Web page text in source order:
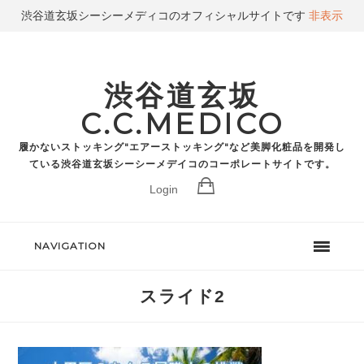
渋谷道玄坂
C.C.MEDICO
履かないストッキング"エアーストッキング"など美脚化粧品を開発し
ている渋谷道玄坂シーシーメデイコのコーポレートサイトです。
Login
NAVIGATION
スライド2
渋谷道玄坂シーシーメディコのオフィシャルサイトです 非表示